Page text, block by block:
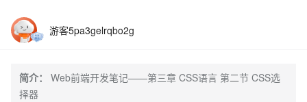
游客5pa3gelrqbo2g
简介：
Web前端开发笔记——第三章 CSS语言 第二节 CSS选
择器